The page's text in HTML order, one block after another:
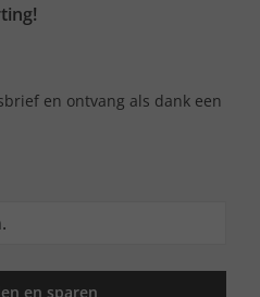
en ontvang als dank een
en sparen